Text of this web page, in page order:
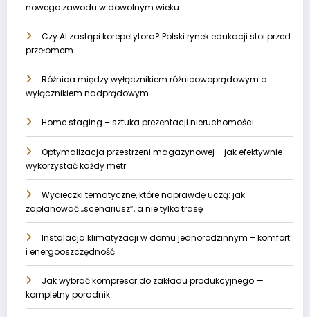
nowego zawodu w dowolnym wieku
Czy AI zastąpi korepetytora? Polski rynek edukacji stoi przed
przełomem
Różnica między wyłącznikiem różnicowoprądowym a
wyłącznikiem nadprądowym
Home staging – sztuka prezentacji nieruchomości
Optymalizacja przestrzeni magazynowej – jak efektywnie
wykorzystać każdy metr
Wycieczki tematyczne, które naprawdę uczą: jak
zaplanować „scenariusz”, a nie tylko trasę
Instalacja klimatyzacji w domu jednorodzinnym – komfort
i energooszczędność
Jak wybrać kompresor do zakładu produkcyjnego —
kompletny poradnik